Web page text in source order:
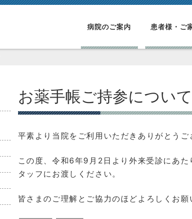
病院のご案内 患者様・ご
お薬手帳ご持参について
平素より当院をご利用いただきありがとうご
この度、令和6年9月2日より外来受診にあ
タッフにお渡しください。
皆さまのご理解とご協力のほどよろしくお願